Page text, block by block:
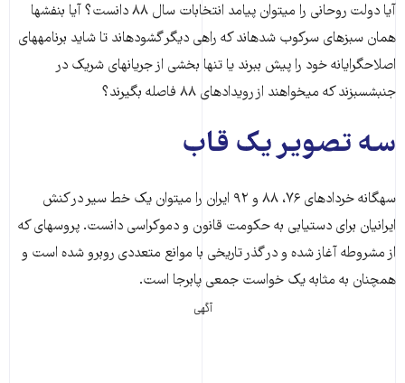
آیا دولت روحانی را می‎توان پیامد انتخابات سال ۸۸ دانست؟ آیا بنفش‎ها
همان سبزهای سرکوب شده‎اند که راهی دیگر گشوده‎اند تا شاید برنامه‎های
اصلاح‎گرایانه خود را پیش ببرند یا تنها بخشی از جریان‎های شریک در
جنبش‎سبزند که می‎خواهند از رویدادهای ۸۸ فاصله بگیرند؟
سه تصویر یک قاب
سه‎گانه خردادهای ۷۶، ۸۸ و ۹۲ ایران را می‎توان یک خط سیر در کنش
ایرانیان برای دست‎یابی به حکومت قانون و دموکراسی دانست. پروسه‎ای که
از مشروطه آغاز شده و در گذر تاریخی با موانع متعددی روبرو شده است و
همچنان به مثابه یک خواست جمعی پابرجا است.
آگهی